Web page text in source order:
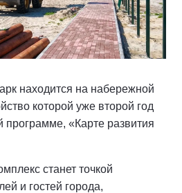
находится на набережной
которой уже второй год
программе, «Карте развития
станет точкой
и гостей города,